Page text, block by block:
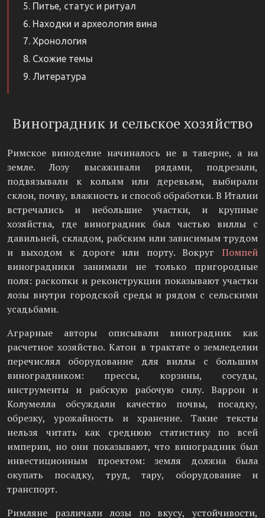
Питье, статус и ритуал
Находки и археология вина
Хронология
Схожие темы
Литература
Виноградник и сельское хозяйство
Римское виноделие начиналось не в таверне, а на
земле. Лозу высаживали рядами, подрезали,
подвязывали к кольям или деревьям, выбирали
склон, почву, влажность и способ обработки. В Италии
встречались и небольшие участки, и крупные
хозяйства, где виноградник был частью виллы с
давильней, складом, рабским или зависимым трудом
и выходом к дороге или порту. Вокруг Помпей
виноградники занимали не только пригородные
поля: раскопки и реконструкции показывают участки
лозы внутри городской среды и рядом с сельскими
усадьбами.
Аграрные авторы описывали виноградник как
расчетное хозяйство. Катон в трактате о земледелии
перечислял оборудование для виллы с большим
виноградником: прессы, корзины, сосуды,
инструменты и рабскую рабочую силу. Варрон и
Колумелла обсуждали качество почвы, посадку,
обрезку, урожайность и хранение. Такие тексты
нельзя читать как среднюю статистику по всей
империи, но они показывают, что виноградник был
инвестиционным проектом: земля должна была
окупать посадку, труд, тару, оборудование и
транспорт.
Римляне различали лозы по вкусу, устойчивости,